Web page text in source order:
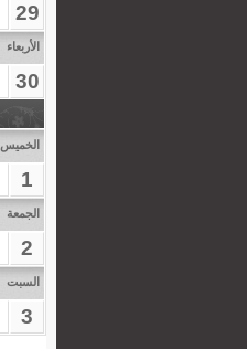
29
الأربعاء
30
الخميس
1
الجمعة
2
السبت
3